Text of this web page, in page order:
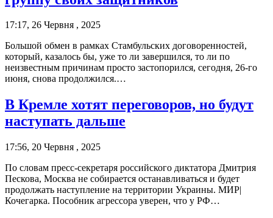
17:17, 26 Червня , 2025
Большой обмен в рамках Стамбульских договоренностей,
который, казалось бы, уже то ли завершился, то ли по
неизвестным причинам просто застопорился, сегодня, 26-го
июня, снова продолжился.…
В Кремле хотят переговоров, но будут
наступать дальше
17:56, 20 Червня , 2025
По словам пресс-секретаря российского диктатора Дмитрия
Пескова, Москва не собирается останавливаться и будет
продолжать наступление на территории Украины. МИР|
Кочегарка. Пособник агрессора уверен, что у РФ…